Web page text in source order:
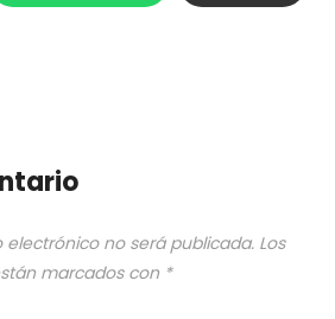
electrónico no será publicada. Los
marcados con *